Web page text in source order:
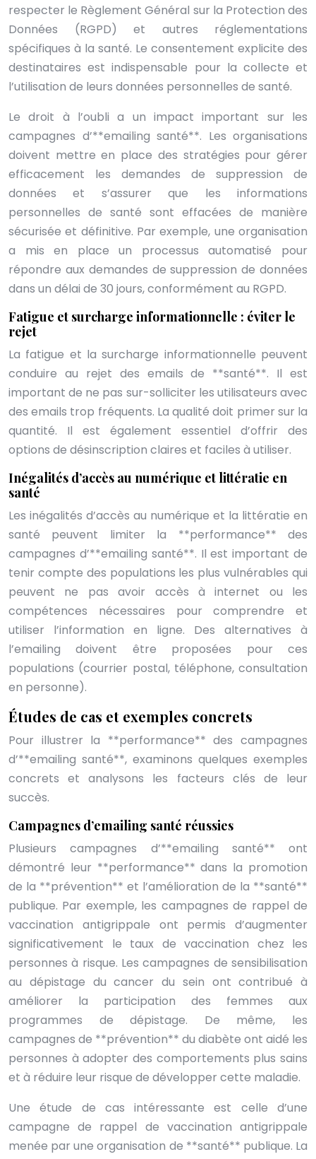
respecter le Règlement Général sur la Protection des
Données (RGPD) et autres réglementations
spécifiques à la santé. Le consentement explicite des
destinataires est indispensable pour la collecte et
l’utilisation de leurs données personnelles de santé.
Le droit à l’oubli a un impact important sur les
campagnes d’**emailing santé**. Les organisations
doivent mettre en place des stratégies pour gérer
efficacement les demandes de suppression de
données et s’assurer que les informations
personnelles de santé sont effacées de manière
sécurisée et définitive. Par exemple, une organisation
a mis en place un processus automatisé pour
répondre aux demandes de suppression de données
dans un délai de 30 jours, conformément au RGPD.
Fatigue et surcharge informationnelle : éviter le
rejet
La fatigue et la surcharge informationnelle peuvent
conduire au rejet des emails de **santé**. Il est
important de ne pas sur-solliciter les utilisateurs avec
des emails trop fréquents. La qualité doit primer sur la
quantité. Il est également essentiel d’offrir des
options de désinscription claires et faciles à utiliser.
Inégalités d’accès au numérique et littératie en
santé
Les inégalités d’accès au numérique et la littératie en
santé peuvent limiter la **performance** des
campagnes d’**emailing santé**. Il est important de
tenir compte des populations les plus vulnérables qui
peuvent ne pas avoir accès à internet ou les
compétences nécessaires pour comprendre et
utiliser l’information en ligne. Des alternatives à
l’emailing doivent être proposées pour ces
populations (courrier postal, téléphone, consultation
en personne).
Études de cas et exemples concrets
Pour illustrer la **performance** des campagnes
d’**emailing santé**, examinons quelques exemples
concrets et analysons les facteurs clés de leur
succès.
Campagnes d’emailing santé réussies
Plusieurs campagnes d’**emailing santé** ont
démontré leur **performance** dans la promotion
de la **prévention** et l’amélioration de la **santé**
publique. Par exemple, les campagnes de rappel de
vaccination antigrippale ont permis d’augmenter
significativement le taux de vaccination chez les
personnes à risque. Les campagnes de sensibilisation
au dépistage du cancer du sein ont contribué à
améliorer la participation des femmes aux
programmes de dépistage. De même, les
campagnes de **prévention** du diabète ont aidé les
personnes à adopter des comportements plus sains
et à réduire leur risque de développer cette maladie.
Une étude de cas intéressante est celle d’une
campagne de rappel de vaccination antigrippale
menée par une organisation de **santé** publique. La